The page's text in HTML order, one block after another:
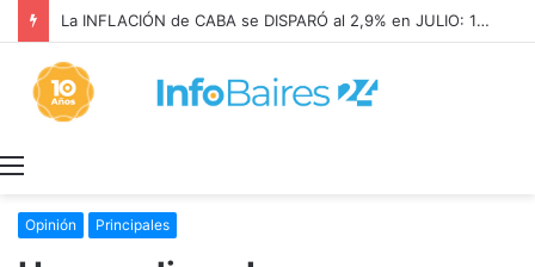
La INFLACIÓN de CABA se DISPARÓ al 2,9% en JULIO: 19,4% en 2026
Opinión Principales